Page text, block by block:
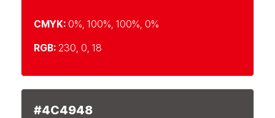
CMYK:0%, 100%, 100%, 0%
RGB:230, 0, 18
#4C4948